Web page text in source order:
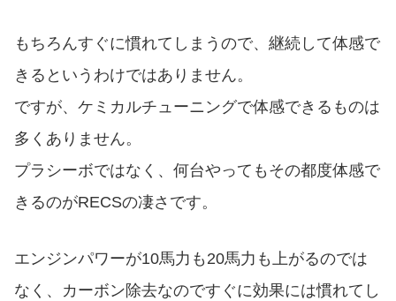
もちろんすぐに慣れてしまうので、継続して体感で
きるというわけではありません。
ですが、ケミカルチューニングで体感できるものは
多くありません。
プラシーボではなく、何台やってもその都度体感で
きるのがRECSの凄さです。
エンジンパワーが10馬力も20馬力も上がるのでは
なく、カーボン除去なのですぐに効果には慣れてし